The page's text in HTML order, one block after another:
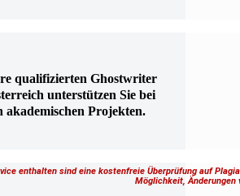
qualifizierten Ghostwriter
unterstützen Sie bei
akademischen Projekten.
enthalten sind eine kostenfreie Überprüfung auf
Möglichkeit,